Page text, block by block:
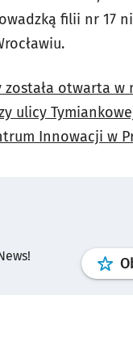
filii nr 17
otwarta w
ulicy
Innowacji w